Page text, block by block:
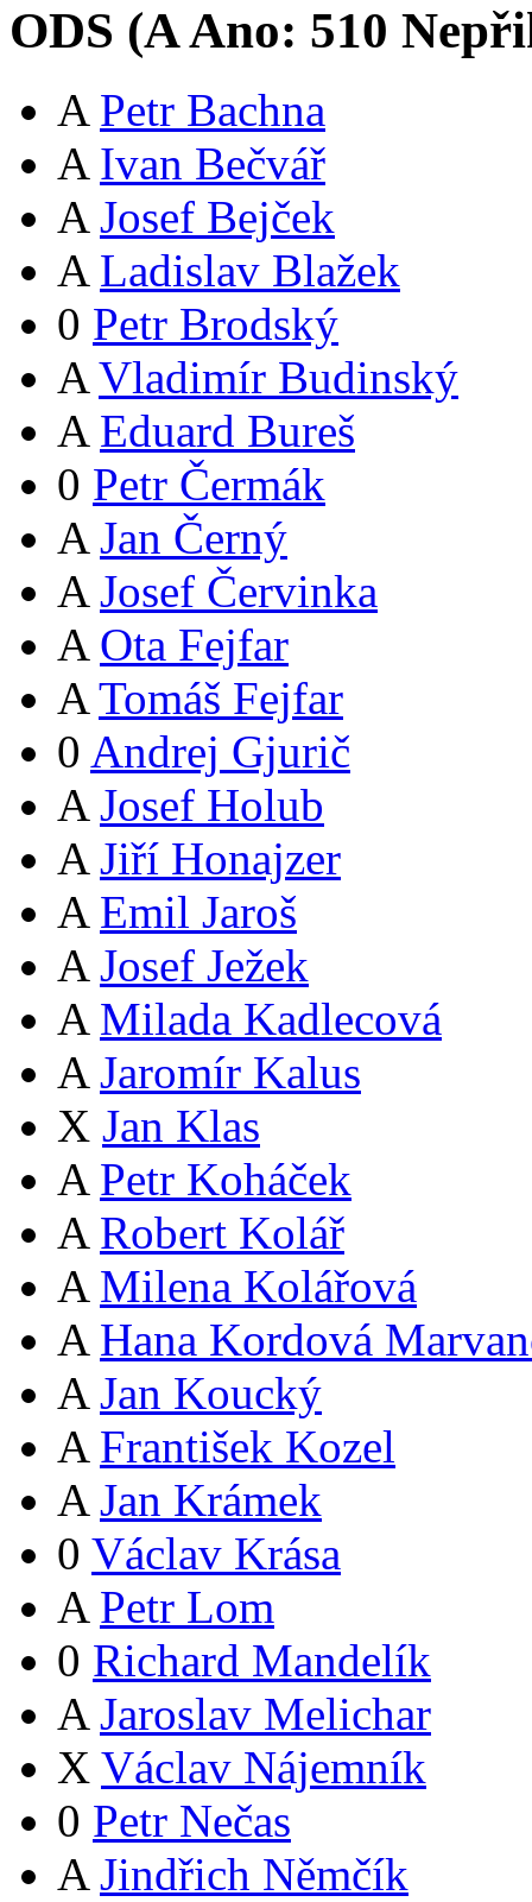
ODS (AAno: 510
A Petr Bachna
A Ivan Bečvář
A Josef Bejček
A Ladislav Blažek
0 Petr Brodský
A Vladimír Budinský
A Eduard Bureš
0 Petr Čermák
A Jan Černý
A Josef Červinka
A Ota Fejfar
A Tomáš Fejfar
0 Andrej Gjurič
A Josef Holub
A Jiří Honajzer
A Emil Jaroš
A Josef Ježek
A Milada Kadlecová
A Jaromír Kalus
X Jan Klas
A Petr Koháček
A Robert Kolář
A Milena Kolářová
A Hana Kordová
A Jan Koucký
A František Kozel
A Jan Krámek
0 Václav Krása
A Petr Lom
0 Richard Mandelík
A Jaroslav Melichar
X Václav Nájemník
0 Petr Nečas
A Jindřich Němčík